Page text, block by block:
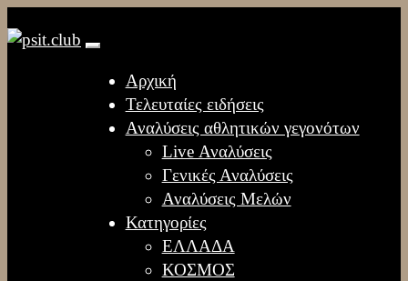
Αρχική
Τελευταίες ειδήσεις
Αναλύσεις αθλητικών γεγονότων
Live Αναλύσεις
Γενικές Αναλύσεις
Αναλύσεις Μελών
Κατηγορίες
ΕΛΛΑΔΑ
ΚΟΣΜΟΣ